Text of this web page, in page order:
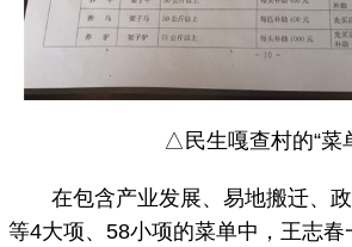
△民生嘎查村的“菜
在包含产业发展、易地搬迁、政
等4大项、58小项的菜单中，王志春